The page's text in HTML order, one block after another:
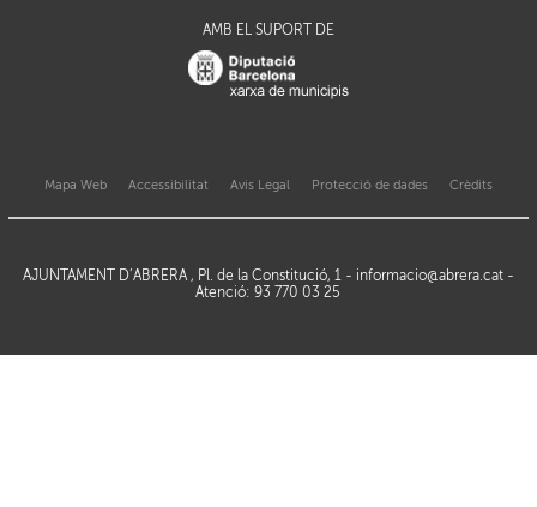
AMB EL SUPORT DE
Mapa Web Accessibilitat Avis Legal Protecció de dades Crèdits
AJUNTAMENT D’ABRERA , Pl. de la Constitució, 1 - informacio@abrera.cat-
Atenció: 93 770 03 25